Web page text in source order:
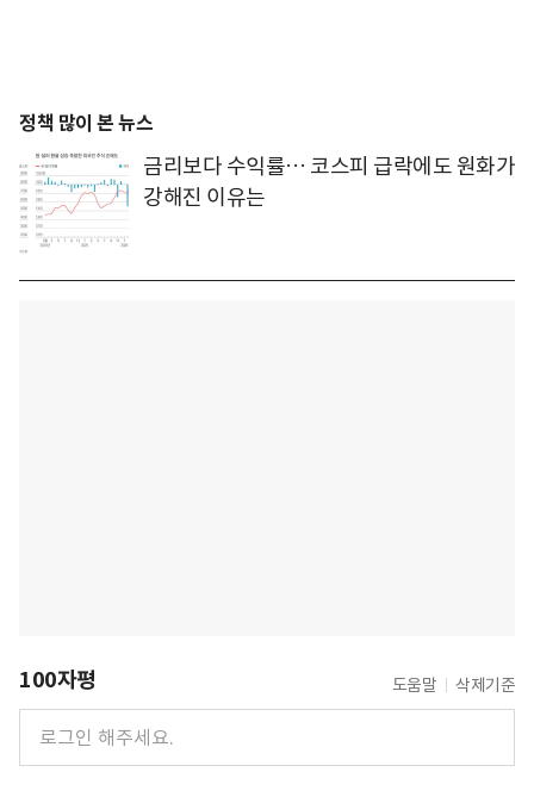
정책 많이 본 뉴스
금리보다 수익률… 코스피 급락에도 원화가
강해진 이유는
100자평 도움말 삭제기준